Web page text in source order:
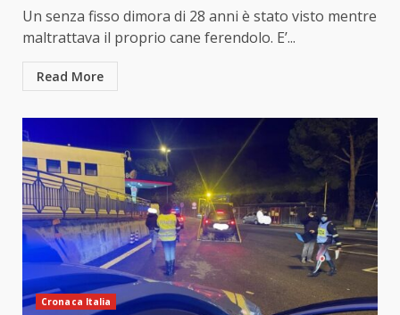
Un senza fisso dimora di 28 anni è stato visto mentre
maltrattava il proprio cane ferendolo. E’...
Read More
Cronaca Italia